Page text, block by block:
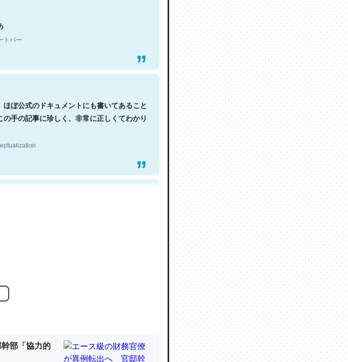
バー
ぼ公式のドキュメントにも書いてあること
手の記事に珍しく、非常に正しくてわかり
ページ分くらい。小説でいう「ずっと前
には多い分量。進化すればするほど分かり
部「協力的